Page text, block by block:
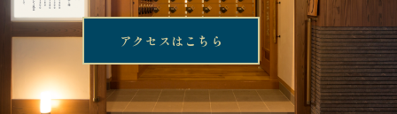
アクセスはこちら